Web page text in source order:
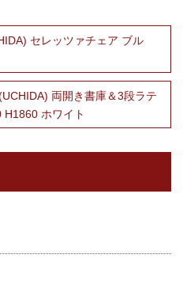
セレッツァチェア ブル
両開き書庫＆3段ラテ
ホワイト